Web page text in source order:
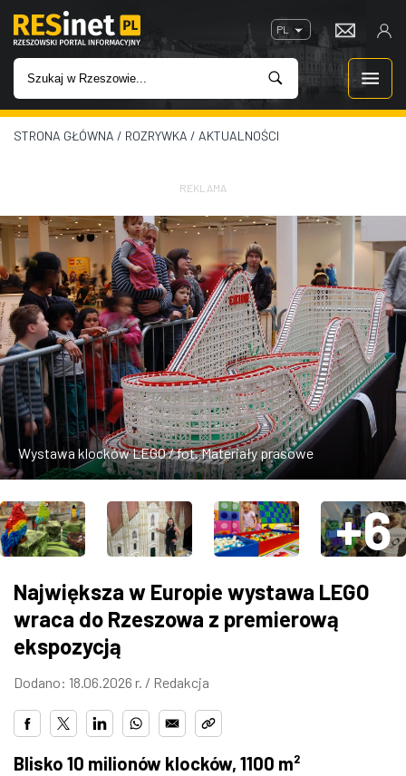
PL
WIADOMOŚCI
IMPREZY
ROZRYWKA
W KINACH
GASTRONOMIA
ZDJĘCIA
W RZESZOWIE
STRONA GŁÓWNA / ROZRYWKA / AKTUALNOŚCI
REKLAMA
Wystawa klocków LEGO / fot. Materiały prasowe
+6
Największa w Europie wystawa LEGO
wraca do Rzeszowa z premierową
ekspozycją
Dodano: 18.06.2026 r. / Redakcja
Blisko 10 milionów klocków, 1100 m²